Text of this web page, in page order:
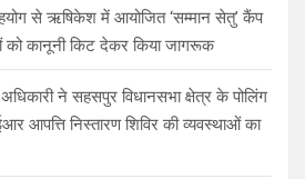
से ऋषिकेश में आयोजित ‘सम्मान सेतु’ कैंप
को कानूनी किट देकर किया जागरूक
अधिकारी ने सहसपुर विधानसभा क्षेत्र के पोलिंग
आपत्ति निस्तारण शिविर की व्यवस्थाओं का